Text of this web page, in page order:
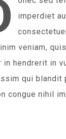
imperdiet
veniam,
in hendrerit in
qui blandit
congue nihil